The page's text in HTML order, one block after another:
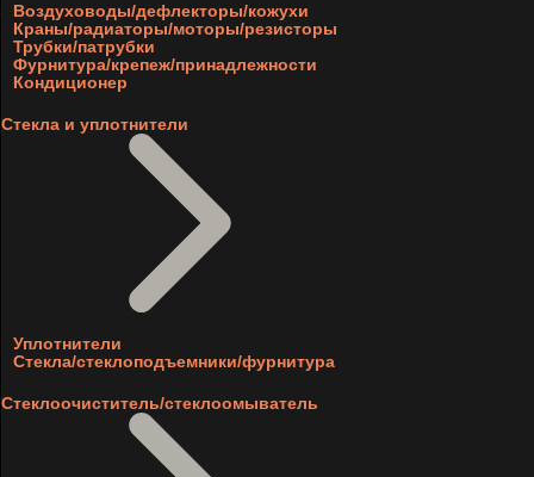
Воздуховоды/дефлекторы/кожухи
Краны/радиаторы/моторы/резисторы
Трубки/патрубки
Фурнитура/крепеж/принадлежности
Кондиционер
Стекла и уплотнители
Уплотнители
Стекла/стеклоподъемники/фурнитура
Стеклоочиститель/стеклоомыватель